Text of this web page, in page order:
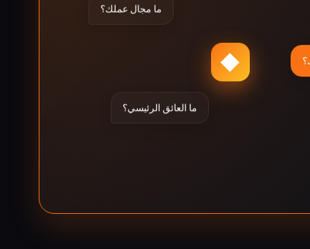
ما مجال عملك؟
ما العائق الرئيسي؟
◆